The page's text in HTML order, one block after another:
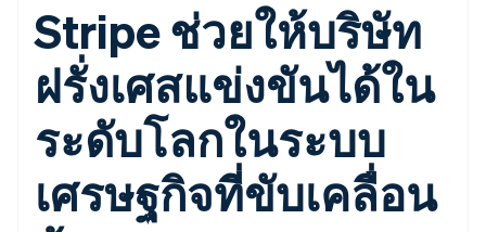
ออนไลน์
Payment links
การชำระเงิน
แบบไม่ต้อง
เขียนโค้ด
Checkout
UI การชำระ
เงินสำเร็จรูป
Elements
องค์ประกอบ UI
ที่ยืดหยุ่น
แบบแผนล่วง
หน้า
Metronome
การเรียกเก็บ
เงินตามการ
ใช้งาน
การชำระเงิน
ตามรอบบิล
การจัดการ
การชำระเงิน
ตามรอบบิล
Invoicing
ครั้งเดียวหรือ
Global
Payouts
เบิกจ่าย
ให้กับ
สาม
แพลตฟ
ตามกรณีใช้งาน
การค้าแบบใช้เอเจนต์
อีคอมเมิร์ซ
บริการทางการเงินที่ผสาน
รวมในตัว
การทำงานอัตโนมัติด้าน
การเงิน
Stripe Apps
คู่มือ
รับการชำระเงินออนไลน์
ติดตั้งใช้งานการชำระเงิน
สำเร็จรูป
สร้างแพลตฟอร์มหรือ
การสนับสนุน
รับการสนับสนุน
แพ็กเกจการสนับสนุนที่ได้
รับการจัดการ
บริการเฉพาะทาง
Stripe ช่วยให้บริษัท
ฝรั่งเศสแข่งขันได้ใน
ระดับโลกในระบบ
เศรษฐกิจที่ขับเคลื่อน